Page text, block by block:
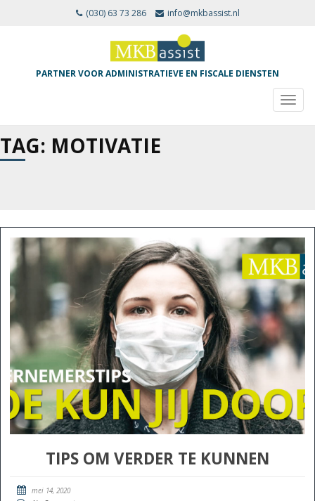
(030) 63 73 286 info@mkbassist.nl
PARTNER VOOR ADMINISTRATIEVE EN FISCALE DIENSTEN
TAG: MOTIVATIE
TIPS OM VERDER TE KUNNEN
mei 14, 2020